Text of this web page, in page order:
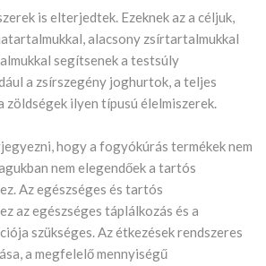
is elterjedtek. Ezeknek az a céljuk,
alacsony zsírtartalmukkal
segítsenek a testsúly
a zsírszegény joghurtok, a teljes
zöldségek ilyen típusú élelmiszerek.
hogy a fogyókúrás termékek nem
nem elegendőek a tartós
Az egészséges és tartós
az egészséges táplálkozás és a
szükséges. Az étkezések rendszeres
a megfelelő mennyiségű